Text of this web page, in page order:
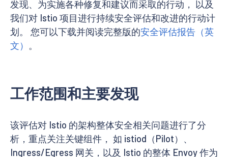
发现、为实施各种修复和建议而采取的行动， 以及
我们对 Istio 项目进行持续安全评估和改进的行动计
划。 您可以下载并阅读完整版的安全评估报告（英
文） 。
工作范围和主要发现
该评估对 Istio 的架构整体安全相关问题进行了分
析，重点关注关键组件， 如 istiod（Pilot）、
Ingress/Egress 网关，以及 Istio 的整体 Envoy 作为